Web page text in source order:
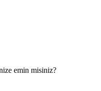
emin misiniz?